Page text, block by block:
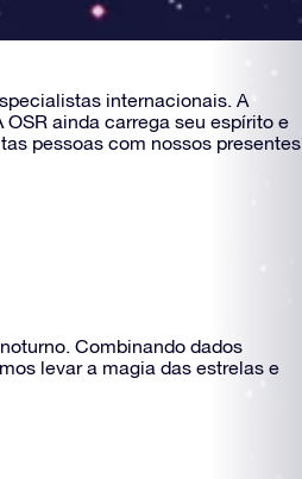
internacionais. A
ainda carrega seu espírito e
pessoas com nossos presentes
Combinando dados
levar a magia das estrelas e